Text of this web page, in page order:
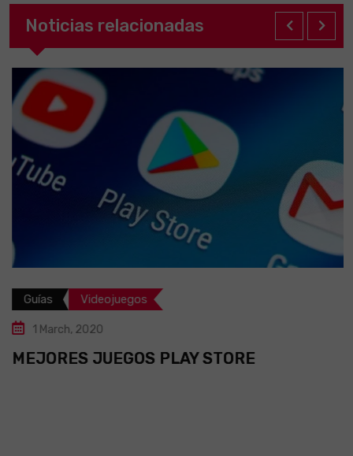
Noticias relacionadas
Guías Videojuegos
1 March, 2020
MEJORES JUEGOS PLAY STORE